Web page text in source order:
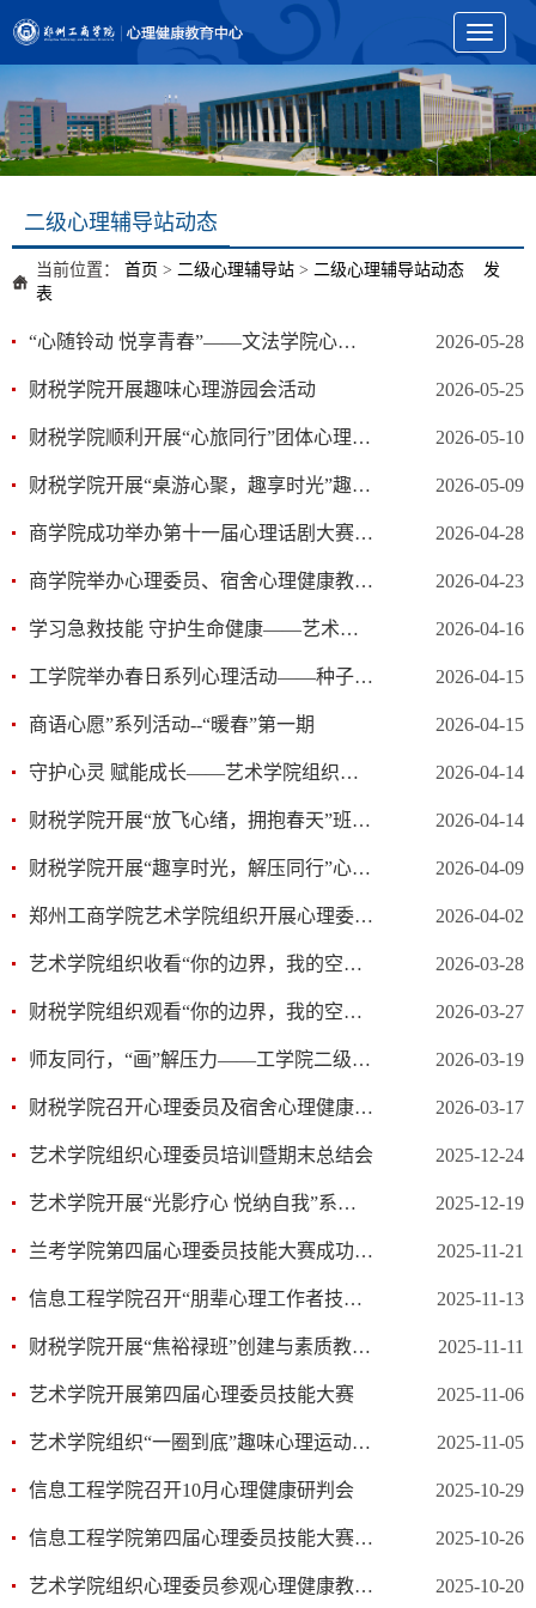
Toggle
二级心理辅导站动态
当前位置： 首页 > 二级心理辅导站 > 二级心理辅导站动态
发
表
“心随铃动 悦享青春”——文法学院心理游园会风铃DIY活动 2026-05-28
财税学院开展趣味心理游园会活动 2026-05-25
财税学院顺利开展“心旅同行”团体心理活动 2026-05-10
财税学院开展“桌游心聚，趣享时光”趣味桌游减压活动 2026-05-09
商学院成功举办第十一届心理话剧大赛初赛 2026-04-28
商学院举办心理委员、宿舍心理健康教育信息员专题培训会 2026-04-23
学习急救技能 守护生命健康——艺术学院身心健康部开展心肺复苏专项培训 2026-04-16
工学院举办春日系列心理活动——种子奇遇记 2026-04-15
商语心愿”系列活动--“暖春”第一期 2026-04-15
守护心灵 赋能成长——艺术学院组织心理委员参加专题培训会 2026-04-14
财税学院开展“放飞心绪，拥抱春天”班级团体心理辅导活动 2026-04-14
财税学院开展“趣享时光，解压同行”心理健康主题活动 2026-04-09
郑州工商学院艺术学院组织开展心理委员培训会 2026-04-02
艺术学院组织收看“你的边界，我的空间——宿舍共处平衡指南”主题心理健康公开课 2026-03-28
财税学院组织观看“你的边界，我的空间——宿舍共处平衡指南”主题心理健康公开课活动 2026-03-27
师友同行，“画”解压力——工学院二级心理辅导站绘画疗愈活动顺利开展 2026-03-19
财税学院召开心理委员及宿舍心理健康教育信息员培训会暨表彰大会 2026-03-17
艺术学院组织心理委员培训暨期末总结会 2025-12-24
艺术学院开展“光影疗心 悦纳自我”系列主题观影活动 2025-12-19
兰考学院第四届心理委员技能大赛成功举办 2025-11-21
信息工程学院召开“朋辈心理工作者技能”培训会 2025-11-13
财税学院开展“焦裕禄班”创建与素质教育五项工程互融共进-身心素质训练工程之心理健康讲座 2025-11-11
艺术学院开展第四届心理委员技能大赛 2025-11-06
​艺术学院组织“一圈到底”趣味心理运动会活动 2025-11-05
信息工程学院召开10月心理健康研判会 2025-10-29
信息工程学院第四届心理委员技能大赛初赛圆满收官 2025-10-26
艺术学院组织心理委员参观心理健康教育中心 2025-10-20